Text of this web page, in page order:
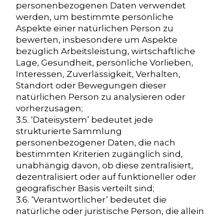
personenbezogenen Daten verwendet
werden, um bestimmte persönliche
Aspekte einer natürlichen Person zu
bewerten, insbesondere um Aspekte
bezüglich Arbeitsleistung, wirtschaftliche
Lage, Gesundheit, persönliche Vorlieben,
Interessen, Zuverlässigkeit, Verhalten,
Standort oder Bewegungen dieser
natürlichen Person zu analysieren oder
vorherzusagen;
3.5. ‘Dateisystem’ bedeutet jede
strukturierte Sammlung
personenbezogener Daten, die nach
bestimmten Kriterien zugänglich sind,
unabhängig davon, ob diese zentralisiert,
dezentralisiert oder auf funktioneller oder
geografischer Basis verteilt sind;
3.6. ‘Verantwortlicher’ bedeutet die
natürliche oder juristische Person, die allein